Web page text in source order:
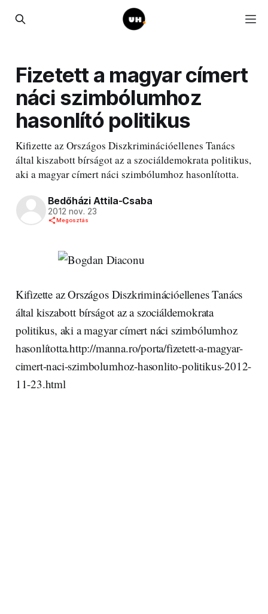
Fizetett a magyar címert
náci szimbólumhoz
hasonlító politikus
Kifizette az Országos Diszkriminációellenes Tanács
által kiszabott bírságot az a szociáldemokrata politikus,
aki a magyar címert náci szimbólumhoz hasonlította.
Bedőházi Attila-Csaba
2012 nov. 23
Megosztás
Kifizette az Országos Diszkriminációellenes Tanács
által kiszabott bírságot az a szociáldemokrata
politikus, aki a magyar címert náci szimbólumhoz
hasonlította.http://manna.ro/porta/fizetett-a-magyar-
cimert-naci-szimbolumhoz-hasonlito-politikus-2012-
11-23.html